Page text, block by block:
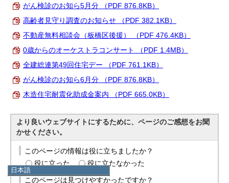
日本語
日本語
がん検診のお知ら5月分 （PDF 876.8KB）
高齢者見守り調査のお知らせ （PDF 382.1KB）
不動産無料相談会（板橋区後援） （PDF 476.4KB）
0歳からのオーケストラコンサート （PDF 1.4MB）
全建総連第49回住宅デー （PDF 761.1KB）
がん検診のお知ら6月分 （PDF 876.8KB）
木造住宅耐震化助成金案内 （PDF 665.0KB）
より良いウェブサイトにするために、ページのご感想をお聞
かせください。
このページの情報は役に立ちましたか？
役に立った
役に立たなかった
このページは見つけやすかったですか？